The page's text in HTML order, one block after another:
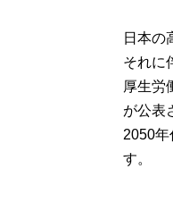
日本の
それに
厚生労
が公表
2050年
す。